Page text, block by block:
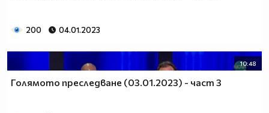
200 04.01.2023
10:48
Голямото преследване (03.01.2023) - част 3